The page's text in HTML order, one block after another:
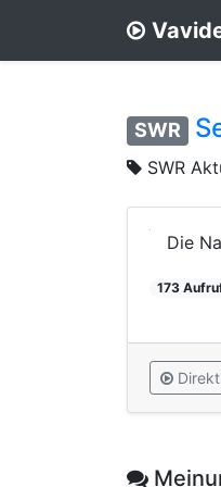
SWR
SWR
Die
173